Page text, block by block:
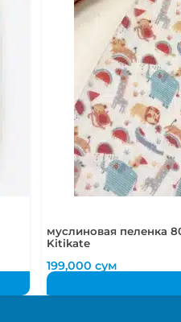
муслиновая пеленка
Kitikate
199,000 сум